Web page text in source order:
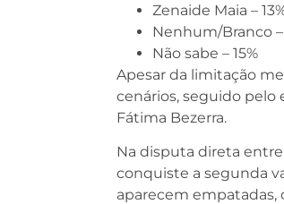
Zenaide Maia –
Nenhum/Branco –
Não sabe – 15%
Apesar da limitação
cenários, seguido pelo
Fátima Bezerra.
Na disputa direta
conquiste a segunda
aparecem empatadas,